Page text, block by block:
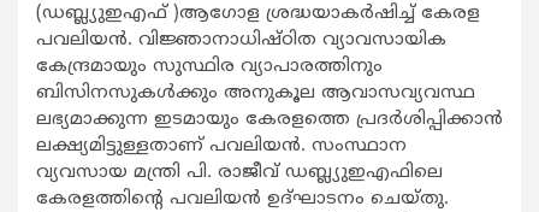
(ഡബ്ല്യുഇഎഫ് )ആഗോള ശ്രദ്ധയാകര്‍ഷിച്ച് കേരള
പവലിയന്‍. വിജ്ഞാനാധിഷ്ഠിത വ്യാവസായിക
കേന്ദ്രമായും സുസ്ഥിര വ്യാപാരത്തിനും
ബിസിനസുകള്‍ക്കും അനുകൂല ആവാസവ്യവസ്ഥ
ലഭ്യമാക്കുന്ന ഇടമായും കേരളത്തെ പ്രദര്‍ശിപ്പിക്കാന്‍
ലക്ഷ്യമിട്ടുള്ളതാണ് പവലിയന്‍. സംസ്ഥാന
വ്യവസായ മന്ത്രി പി. രാജീവ് ഡബ്ല്യുഇഎഫിലെ
കേരളത്തിന്‍റെ പവലിയന്‍ ഉദ്ഘാടനം ചെയ്തു.